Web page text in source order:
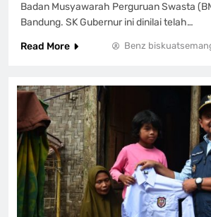
Badan Musyawarah Perguruan Swasta
Bandung. SK Gubernur ini dinilai telah…
Read More
Benz